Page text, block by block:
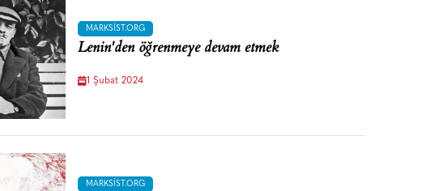
MARKSIST.ORG
Lenin'den öğrenmeye devam etmek
1 Şubat 2024
MARKSIST.ORG